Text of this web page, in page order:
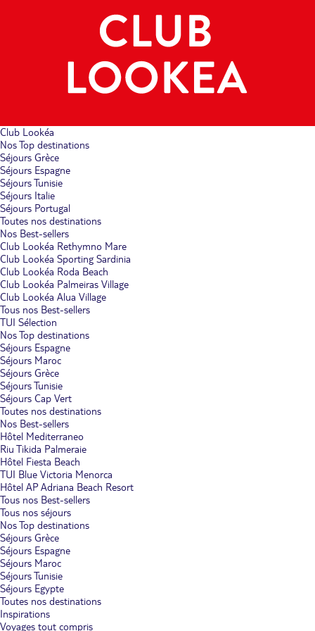
Club Lookéa
Nos Top destinations
Séjours Grèce
Séjours Espagne
Séjours Tunisie
Séjours Italie
Séjours Portugal
Toutes nos destinations
Nos Best-sellers
Club Lookéa Rethymno Mare
Club Lookéa Sporting Sardinia
Club Lookéa Roda Beach
Club Lookéa Palmeiras Village
Club Lookéa Alua Village
Tous nos Best-sellers
TUI Sélection
Nos Top destinations
Séjours Espagne
Séjours Maroc
Séjours Grèce
Séjours Tunisie
Séjours Cap Vert
Toutes nos destinations
Nos Best-sellers
Hôtel Mediterraneo
Riu Tikida Palmeraie
Hôtel Fiesta Beach
TUI Blue Victoria Menorca
Hôtel AP Adriana Beach Resort
Tous nos Best-sellers
Tous nos séjours
Nos Top destinations
Séjours Grèce
Séjours Espagne
Séjours Maroc
Séjours Tunisie
Séjours Egypte
Toutes nos destinations
Inspirations
Voyages tout compris